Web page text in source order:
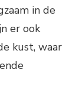
in de
er ook
kust, waar